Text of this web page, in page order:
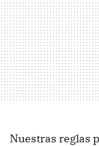
Nuestras reglas